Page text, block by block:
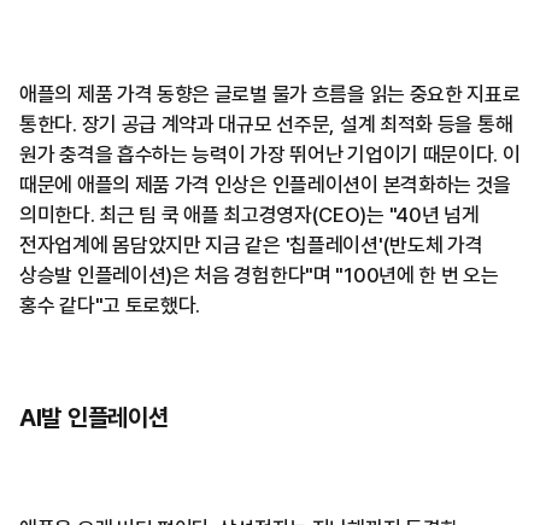
애플의 제품 가격 동향은 글로벌 물가 흐름을 읽는 중요한 지표로
통한다. 장기 공급 계약과 대규모 선주문, 설계 최적화 등을 통해
원가 충격을 흡수하는 능력이 가장 뛰어난 기업이기 때문이다. 이
때문에 애플의 제품 가격 인상은 인플레이션이 본격화하는 것을
의미한다. 최근 팀 쿡 애플 최고경영자(CEO)는 "40년 넘게
전자업계에 몸담았지만 지금 같은 '칩플레이션'(반도체 가격
상승발 인플레이션)은 처음 경험한다"며 "100년에 한 번 오는
홍수 같다"고 토로했다.
AI발 인플레이션